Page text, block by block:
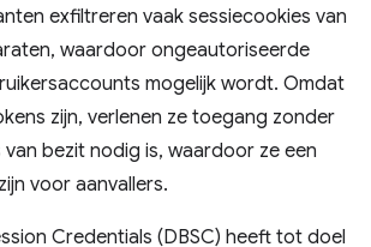
exfiltreren vaak sessiecookies van
waardoor ongeautoriseerde
mogelijk wordt. Omdat
zijn, verlenen ze toegang zonder
bezit nodig is, waardoor ze een
voor aanvallers.
Credentials (DBSC) heeft tot doel